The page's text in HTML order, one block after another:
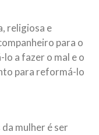
religiosa e
para o
a fazer o mal e o
para reformá-lo
mulher é ser